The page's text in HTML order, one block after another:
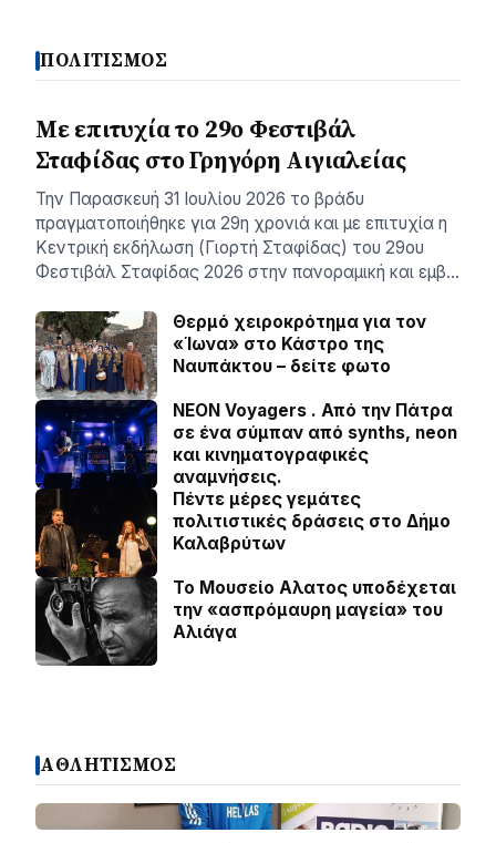
ΠΟΛΙΤΙΣΜΟΣ
Με επιτυχία το 29ο Φεστιβάλ
Σταφίδας στο Γρηγόρη Aιγιαλείας
Την Παρασκευή 31 Ιουλίου 2026 το βράδυ
πραγματοποιήθηκε για 29η χρονιά και με επιτυχία η
Κεντρική εκδήλωση (Γιορτή Σταφίδας) του 29ου
Φεστιβάλ Σταφίδας 2026 στην πανοραμική και εμβ…
Θερμό χειροκρότημα για τον
«Ίωνα» στο Κάστρο της
Ναυπάκτου – δείτε φωτο
NEON Voyagers . Από την Πάτρα
σε ένα σύμπαν από synths, neon
και κινηματογραφικές
αναμνήσεις.
Πέντε μέρες γεμάτες
πολιτιστικές δράσεις στο Δήμο
Καλαβρύτων
Το Μουσείο Αλατος υποδέχεται
την «ασπρόμαυρη μαγεία» του
Αλιάγα
ΑΘΛΗΤΙΣΜΟΣ